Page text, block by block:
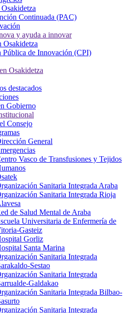
Continuada (PAC)
y ayuda a innovar
Osakidetza
Pública de Innovación (CPI)
Osakidetza
destacados
Gobierno
Consejo
General
Vasco de Transfusiones y Tejidos
Sanitaria Integrada Araba
Sanitaria Integrada Rioja
de Salud Mental de Araba
Universitaria de Enfermería de
Gasteiz
Gorliz
Santa Marina
Sanitaria Integrada
Sestao
Sanitaria Integrada
Galdakao
Sanitaria Integrada Bilbao-
Sanitaria Integrada